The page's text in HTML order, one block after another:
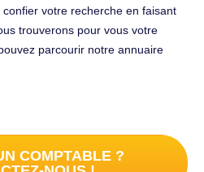
votre recherche en faisant
trouverons pour vous votre
parcourir notre annuaire
COMPTABLE ?